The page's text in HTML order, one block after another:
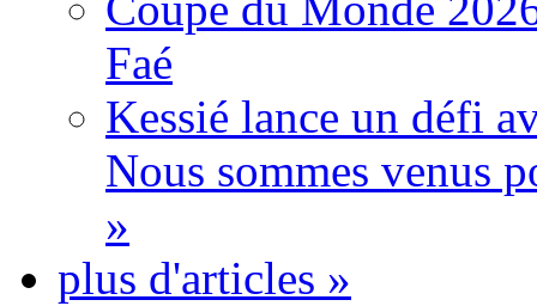
Faé
Kessié lance un défi
Nous sommes venus
»
plus d'articles »